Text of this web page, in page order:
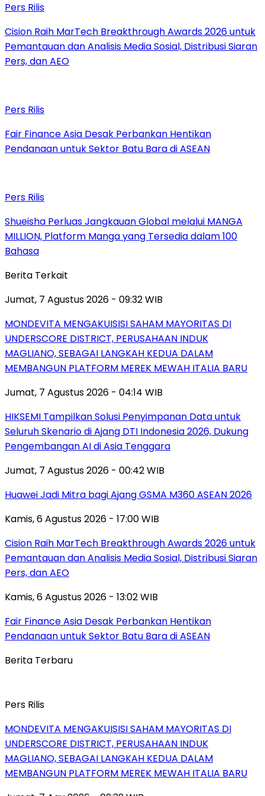
Pers Rilis
Cision Raih MarTech Breakthrough Awards 2026 untuk
Pemantauan dan Analisis Media Sosial, Distribusi Siaran
Pers, dan AEO
Pers Rilis
Fair Finance Asia Desak Perbankan Hentikan
Pendanaan untuk Sektor Batu Bara di ASEAN
Pers Rilis
Shueisha Perluas Jangkauan Global melalui MANGA
MILLION, Platform Manga yang Tersedia dalam 100
Bahasa
Berita Terkait
Jumat, 7 Agustus 2026 - 09:32 WIB
MONDEVITA MENGAKUISISI SAHAM MAYORITAS DI
UNDERSCORE DISTRICT, PERUSAHAAN INDUK
MAGLIANO, SEBAGAI LANGKAH KEDUA DALAM
MEMBANGUN PLATFORM MEREK MEWAH ITALIA BARU
Jumat, 7 Agustus 2026 - 04:14 WIB
HIKSEMI Tampilkan Solusi Penyimpanan Data untuk
Seluruh Skenario di Ajang DTI Indonesia 2026, Dukung
Pengembangan AI di Asia Tenggara
Jumat, 7 Agustus 2026 - 00:42 WIB
Huawei Jadi Mitra bagi Ajang GSMA M360 ASEAN 2026
Kamis, 6 Agustus 2026 - 17:00 WIB
Cision Raih MarTech Breakthrough Awards 2026 untuk
Pemantauan dan Analisis Media Sosial, Distribusi Siaran
Pers, dan AEO
Kamis, 6 Agustus 2026 - 13:02 WIB
Fair Finance Asia Desak Perbankan Hentikan
Pendanaan untuk Sektor Batu Bara di ASEAN
Berita Terbaru
Pers Rilis
MONDEVITA MENGAKUISISI SAHAM MAYORITAS DI
UNDERSCORE DISTRICT, PERUSAHAAN INDUK
MAGLIANO, SEBAGAI LANGKAH KEDUA DALAM
MEMBANGUN PLATFORM MEREK MEWAH ITALIA BARU